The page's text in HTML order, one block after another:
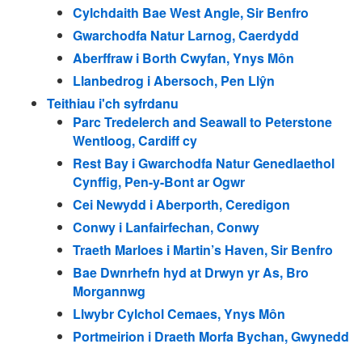
Cylchdaith Bae West Angle, Sir Benfro
Gwarchodfa Natur Larnog, Caerdydd
Aberffraw i Borth Cwyfan, Ynys Môn
Llanbedrog i Abersoch, Pen Llŷn
Teithiau i'ch syfrdanu
Parc Tredelerch and Seawall to Peterstone
Wentloog, Cardiff cy
Rest Bay i Gwarchodfa Natur Genedlaethol
Cynffig, Pen-y-Bont ar Ogwr
Cei Newydd i Aberporth, Ceredigon
Conwy i Lanfairfechan, Conwy
Traeth Marloes i Martin’s Haven, Sir Benfro
Bae Dwnrhefn hyd at Drwyn yr As, Bro
Morgannwg
Llwybr Cylchol Cemaes, Ynys Môn
Portmeirion i Draeth Morfa Bychan, Gwynedd